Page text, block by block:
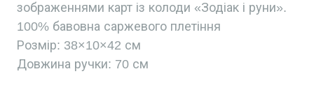
зображеннями карт із колоди «Зодіак і руни».
100% бавовна саржевого плетіння
Розмір: 38×10×42 см
Довжина ручки: 70 см